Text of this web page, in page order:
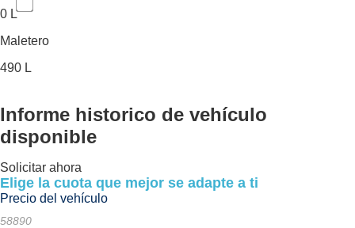
0 L
Maletero
490 L
Informe historico de vehículo
disponible
Solicitar ahora
Elige la cuota que mejor se adapte a ti
Precio del vehículo